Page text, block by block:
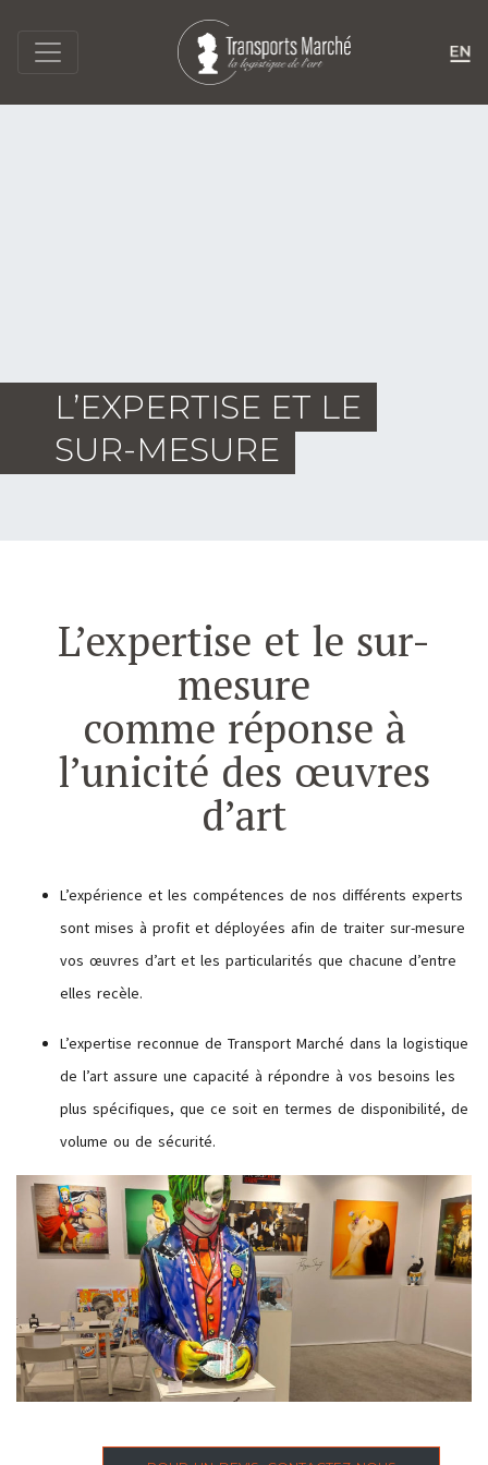
L’EXPERTISE ET LE
SUR-MESURE
L’expertise et le sur-
mesure
comme réponse à
l’unicité des œuvres
d’art
L’expérience et les compétences de nos différents experts
sont mises à profit et déployées afin de traiter sur-mesure
vos œuvres d’art et les particularités que chacune d’entre
elles recèle.
L’expertise reconnue de Transport Marché dans la logistique
de l’art assure une capacité à répondre à vos besoins les
plus spécifiques, que ce soit en termes de disponibilité, de
volume ou de sécurité.